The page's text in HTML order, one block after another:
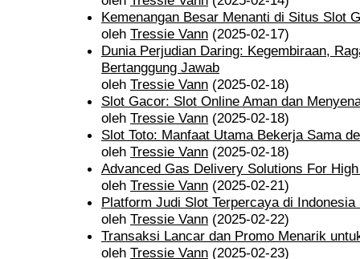
Kemenangan Besar Menanti di Situs Slot
oleh Tressie Vann (2025-02-17)
Dunia Perjudian Daring: Kegembiraan,
Bertanggung Jawab
oleh Tressie Vann (2025-02-18)
Slot Gacor: Slot Online Aman dan
oleh Tressie Vann (2025-02-18)
Slot Toto: Manfaat Utama Bekerja Sama
oleh Tressie Vann (2025-02-18)
Advanced Gas Delivery Solutions For
oleh Tressie Vann (2025-02-21)
Platform Judi Slot Terpercaya di
oleh Tressie Vann (2025-02-22)
Transaksi Lancar dan Promo Menarik
oleh Tressie Vann (2025-02-23)